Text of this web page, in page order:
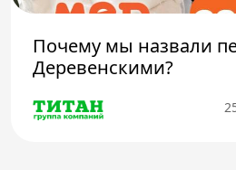
Почему мы назвали
Деревенскими?